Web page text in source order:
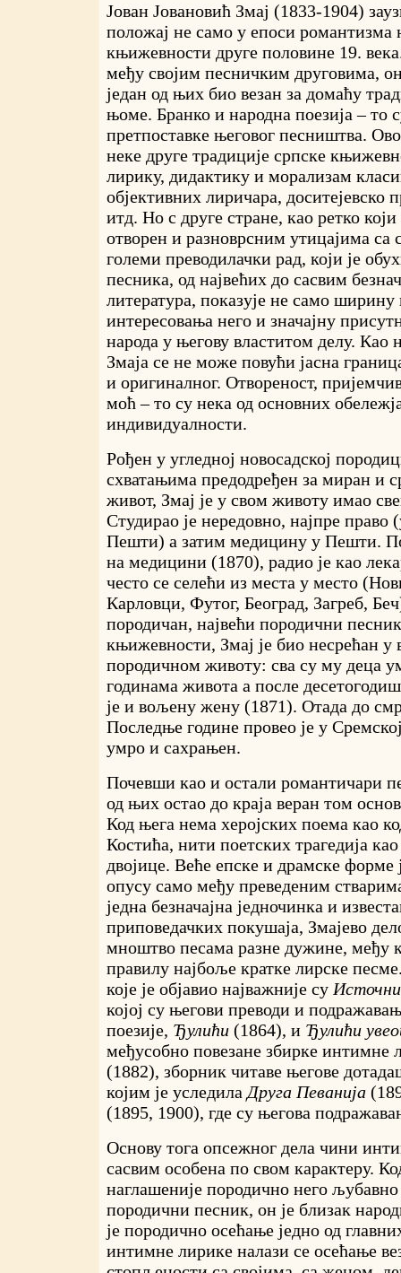
Јован Јовановић Змај (1833-1904)
положај не само у епоси романтизма
књижевности друге половине 19.
међу својим песничким друговима,
један од њих био везан за домаћу
њоме. Бранко и народна поезија – то
претпоставке његовог песништва.
неке друге традиције српске
лирику, дидактику и морализам
објективних лиричара, доситејевско
итд. Но с друге стране, као ретко
отворен и разноврсним утицајима са
големи преводилачки рад, који је
песника, од највећих до сасвим
литература, показује не само ширину
интересовања него и значајну
народа у његову властитом делу. Као
Змаја се не може повући јасна
и оригиналног. Отвореност,
моћ – то су нека од основних
индивидуалности.
Рођен у угледној новосадској
схватањима предодређен за миран и
живот, Змај је у свом животу имао
Студирао је нередовно, најпре право
Пешти) а затим медицину у Пешти.
на медицини (1870), радио је као
често се селећи из места у место
Карловци, Футог, Београд, Загреб,
породичан, највећи породични
књижевности, Змај је био несрећан у
породичном животу: сва су му деца
годинама живота а после
је и вољену жену (1871). Отада до
Последње године провео је у
умро и сахрањен.
Почевши као и остали романтичари
од њих остао до краја веран том
Код њега нема херојских поема као
Костића, нити поетских трагедија
двојице. Веће епске и драмске форме
опусу само међу преведеним
једна безначајна једночинка и
приповедачких покушаја, Змајево
мноштво песама разне дужине, међу
правилу најбоље кратке лирске
које је објавио најважније су
којој су његови преводи и
поезије, Ђулићи (1864), и Ђулићи
међусобно повезане збирке интимне
(1882), зборник читаве његове
којим је уследила Друга Певанија
(1895, 1900), где су његова
Основу тога опсежног дела чини
сасвим особена по свом карактеру.
наглашеније породично него
породични песник, он је близак
је породично осећање једно од
интимне лирике налази се осећање